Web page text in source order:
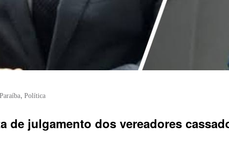
Paraíba, Política
de julgamento dos vereadores